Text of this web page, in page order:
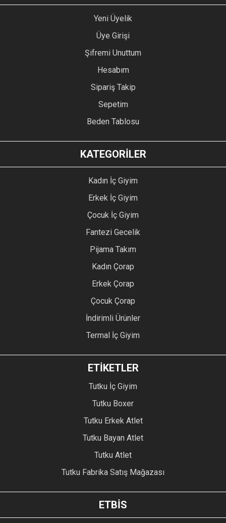
Yeni Üyelik
Üye Girişi
Şifremi Unuttum
Hesabım
Sipariş Takip
Sepetim
Beden Tablosu
KATEGORİLER
Kadın İç Giyim
Erkek İç Giyim
Çocuk İç Giyim
Fantezi Gecelik
Pijama Takım
Kadın Çorap
Erkek Çorap
Çocuk Çorap
İndirimli Ürünler
Termal İç Giyim
ETİKETLER
Tutku İç Giyim
Tutku Boxer
Tutku Erkek Atlet
Tutku Bayan Atlet
Tutku Atlet
Tutku Fabrika Satış Mağazası
ETBİS